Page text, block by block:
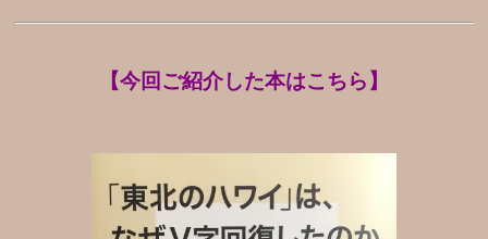
【今回ご紹介した本はこちら】